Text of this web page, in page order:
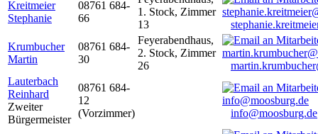
Kreitmeier
Stephanie
08761 684-
66
1. Stock, Zimmer
13
Krumbucher
Martin
08761 684-
30
Feyerabendhaus,
2. Stock, Zimmer
26
Lauterbach
Reinhard
Zweiter
Bürgermeister
08761 684-
12
(Vorzimmer)
info@moosburg.de